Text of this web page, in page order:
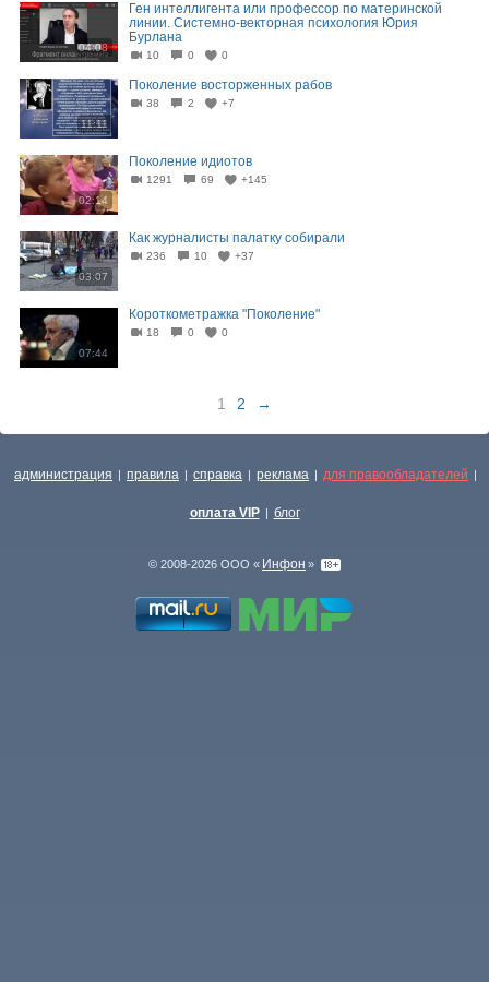
04:08
Ген интеллигента или профессор по материнской
линии. Системно-векторная психология Юрия
Бурлана
10 0 0
11:11
Поколение восторженных рабов
38 2 +7
02:14
Поколение идиотов
1291 69 +145
03:07
Как журналисты палатку собирали
236 10 +37
07:44
Короткометражка "Поколение"
18 0 0
1 2 →
администрация | правила | справка | реклама | для правообладателей |
оплата VIP | блог
© 2008-2026 ООО « Инфон »